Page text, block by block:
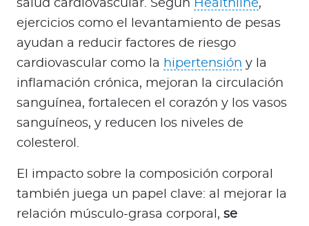
salud cardiovascular. Según Healthline,
ejercicios como el levantamiento de pesas
ayudan a reducir factores de riesgo
cardiovascular como la hipertensión y la
inflamación crónica, mejoran la circulación
sanguínea, fortalecen el corazón y los vasos
sanguíneos, y reducen los niveles de
colesterol.
El impacto sobre la composición corporal
también juega un papel clave: al mejorar la
relación músculo-grasa corporal, se